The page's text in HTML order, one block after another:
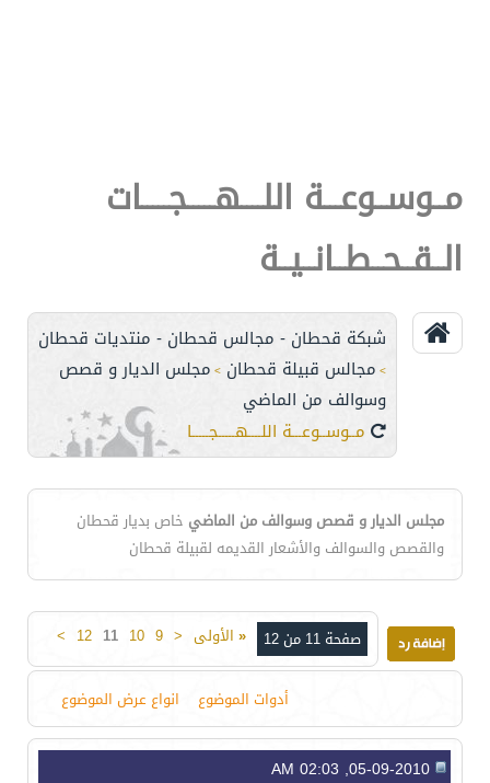
مــوســوعـــة اللــــهـــــجـــــات
الــقــحــطــانــيــة
شبكة قحطان - مجالس قحطان - منتديات قحطان
> مجالس قبيلة قحطان > مجلس الديار و قصص
وسوالف من الماضي
مــوســوعـــة اللــــهـــــجـــــات الــقــحــطــانــيــة
مجلس الديار و قصص وسوالف من الماضي خاص بديار قحطان
والقصص والسوالف والأشعار القديمه لقبيلة قحطان
صفحة 11 من 12 « الأولى <
9
10
11
12
>
أدوات الموضوع انواع عرض الموضوع